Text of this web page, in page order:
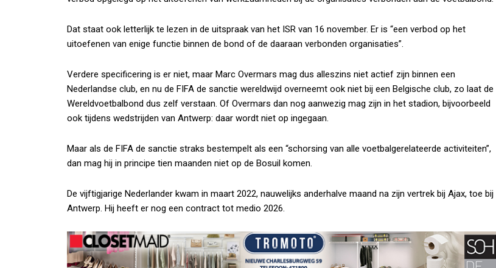
Dat staat ook letterlijk te lezen in de uitspraak van het ISR van 16 november. Er is “een verbod op het
uitoefenen van enige functie binnen de bond of de daaraan verbonden organisaties”.
Verdere specificering is er niet, maar Marc Overmars mag dus alleszins niet actief zijn binnen een
Nederlandse club, en nu de FIFA de sanctie wereldwijd overneemt ook niet bij een Belgische club, zo laat de
Wereldvoetbalbond dus zelf verstaan. Of Overmars dan nog aanwezig mag zijn in het stadion, bijvoorbeeld
ook tijdens wedstrijden van Antwerp: daar wordt niet op ingegaan.
Maar als de FIFA de sanctie straks bestempelt als een “schorsing van alle voetbalgerelateerde activiteiten”,
dan mag hij in principe tien maanden niet op de Bosuil komen.
De vijftigjarige Nederlander kwam in maart 2022, nauwelijks anderhalve maand na zijn vertrek bij Ajax, toe bij
Antwerp. Hij heeft er nog een contract tot medio 2026.